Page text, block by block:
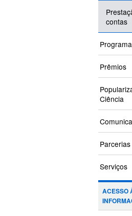
contas
Prêmios
Ciência
Parcerias
Serviços
ACESSO